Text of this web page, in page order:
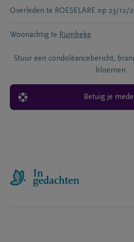
Overleden te ROESELARE op 23/12/
Woonachtig te Rumbeke
Stuur een condoléancebericht,
bloemen
Betuig je